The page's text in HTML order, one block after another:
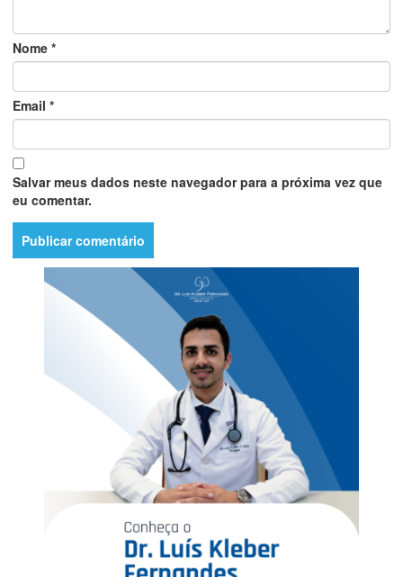
Nome *
Email *
Salvar meus dados neste navegador para a próxima vez que
eu comentar.